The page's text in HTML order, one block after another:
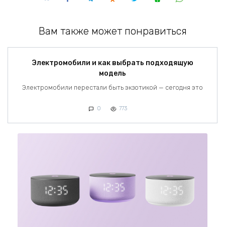
Вам также может понравиться
Электромобили и как выбрать подходящую
модель
Электромобили перестали быть экзотикой — сегодня это
0 773